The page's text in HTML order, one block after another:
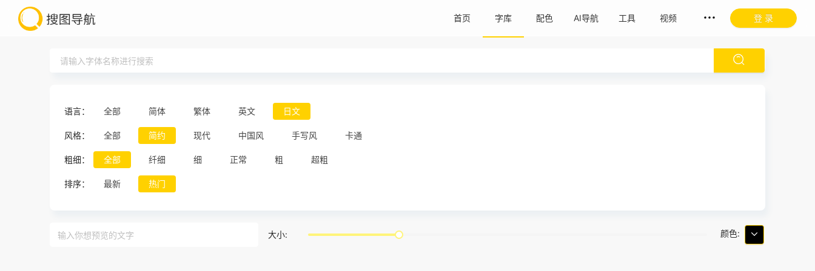
首页 字库 配色 AI导航 工具 视频 登 录
语言： 全部 简体 繁体 英文 日文
风格： 全部 简约 现代 中国风 手写风 卡通
粗细： 全部 纤细 细 正常 粗 超粗
排序： 最新 热门
大小: 颜色: